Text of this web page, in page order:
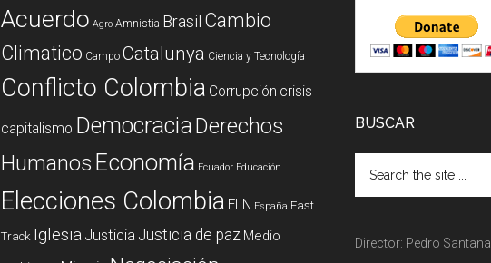
Acuerdo Agro Amnistia Brasil Cambio
Climatico Campo Catalunya Ciencia y Tecnología
Conflicto Colombia Corrupción crisis
capitalismo DemocraciaDerechos
Humanos Economía Ecuador Educación
Elecciones Colombia ELN España Fast
Track Iglesia Justicia Justicia de paz Medio
BUSCAR
Director: Pedro Santana